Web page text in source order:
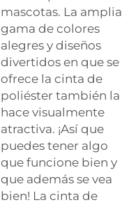
mascotas. La amplia
gama de colores
alegres y diseños
divertidos en que se
ofrece la cinta de
poliéster también la
hace visualmente
atractiva. ¡Así que
puedes tener algo
que funcione bien y
que además se vea
bien! La cinta de